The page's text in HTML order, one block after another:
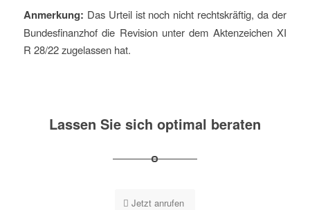
Anmerkung: Das Urteil ist noch nicht rechtskräftig, da der
Bundesfinanzhof die Revision unter dem Aktenzeichen XI
R 28/22 zugelassen hat.
Lassen Sie sich optimal beraten
Jetzt anrufen